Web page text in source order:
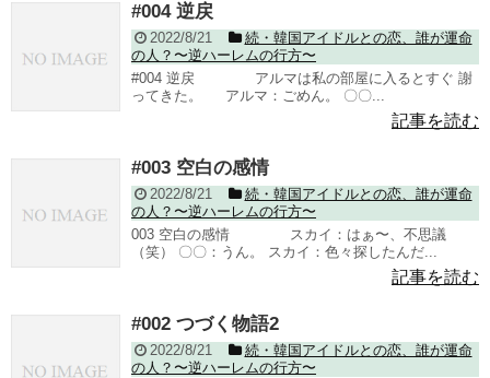
#004 逆戻
2022/8/21
続・韓国アイドルとの恋、誰が運命
の人？〜逆ハーレムの行方〜
#004 逆戻 アルマは私の部屋に入るとすぐ 謝
ってきた。 アルマ：ごめん。 〇〇...
記事を読む
#003 空白の感情
2022/8/21
続・韓国アイドルとの恋、誰が運命
の人？〜逆ハーレムの行方〜
003 空白の感情 スカイ：はぁ〜、不思議
（笑） 〇〇：うん。 スカイ：色々探したんだ...
記事を読む
#002 つづく物語2
2022/8/21
続・韓国アイドルとの恋、誰が運命
の人？〜逆ハーレムの行方〜